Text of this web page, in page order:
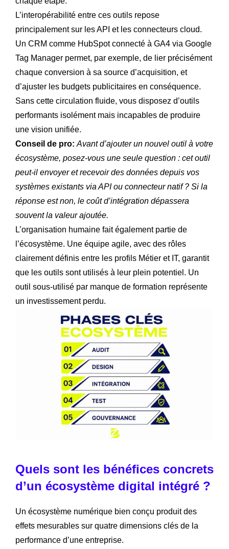
L’interopérabilité entre ces outils repose
principalement sur les API et les connecteurs cloud.
Un CRM comme HubSpot connecté à GA4 via Google
Tag Manager permet, par exemple, de lier précisément
chaque conversion à sa source d’acquisition, et
d’ajuster les budgets publicitaires en conséquence.
Sans cette circulation fluide, vous disposez d’outils
performants isolément mais incapables de produire
une vision unifiée.
Conseil de pro: Avant d’ajouter un nouvel outil à votre
écosystème, posez-vous une seule question : cet outil
peut-il envoyer et recevoir des données depuis vos
systèmes existants via API ou connecteur natif ? Si la
réponse est non, le coût d’intégration dépassera
souvent la valeur ajoutée.
L’organisation humaine fait également partie de
l’écosystème. Une équipe agile, avec des rôles
clairement définis entre les profils Métier et IT, garantit
que les outils sont utilisés à leur plein potentiel. Un
outil sous-utilisé par manque de formation représente
un investissement perdu.
Quels sont les bénéfices concrets
d’un écosystème digital intégré ?
Un écosystème numérique bien conçu produit des
effets mesurables sur quatre dimensions clés de la
performance d’une entreprise.